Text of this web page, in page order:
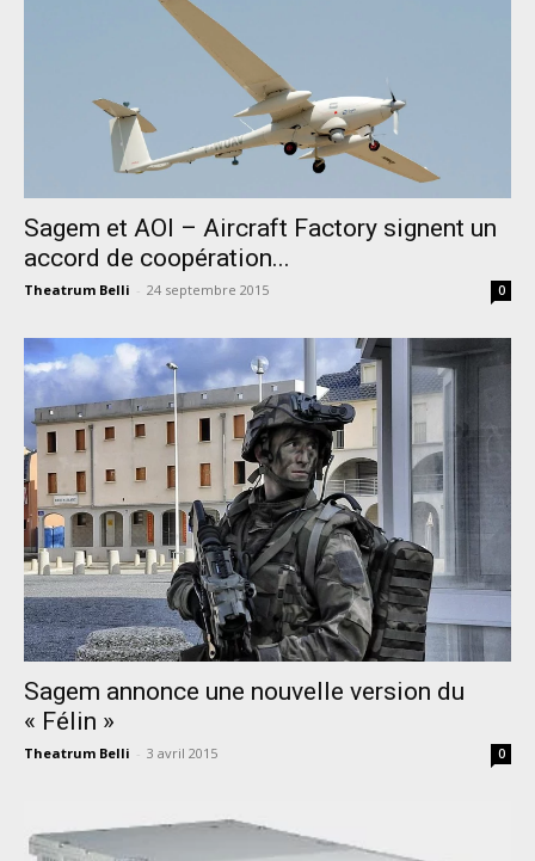
Sagem et AOI – Aircraft Factory signent un
accord de coopération...
Theatrum Belli - 24 septembre 2015 0
Sagem annonce une nouvelle version du
« Félin »
Theatrum Belli - 3 avril 2015 0